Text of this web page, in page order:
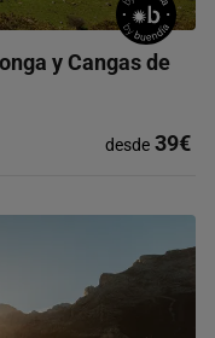
y Cangas de
desde 39€